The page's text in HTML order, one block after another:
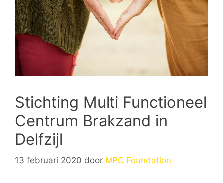
Stichting Multi Functioneel
Centrum Brakzand in
Delfzijl
13 februari 2020 door MPC Foundation